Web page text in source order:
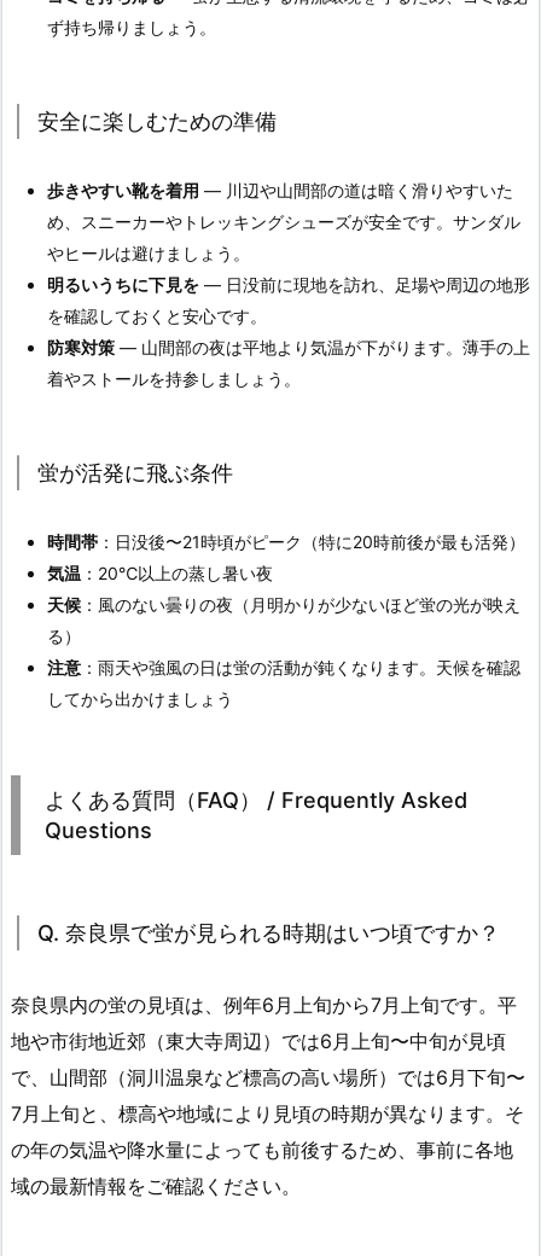
ず持ち帰りましょう。
安全に楽しむための準備
歩きやすい靴を着用 — 川辺や山間部の道は暗く滑りやすいた
め、スニーカーやトレッキングシューズが安全です。サンダル
やヒールは避けましょう。
明るいうちに下見を — 日没前に現地を訪れ、足場や周辺の地形
を確認しておくと安心です。
防寒対策 — 山間部の夜は平地より気温が下がります。薄手の上
着やストールを持参しましょう。
蛍が活発に飛ぶ条件
時間帯 ：日没後〜21時頃がピーク（特に20時前後が最も活発）
気温 ：20℃以上の蒸し暑い夜
天候 ：風のない曇りの夜（月明かりが少ないほど蛍の光が映え
る）
注意 ：雨天や強風の日は蛍の活動が鈍くなります。天候を確認
してから出かけましょう
よくある質問（FAQ） / Frequently Asked
Questions
Q. 奈良県で蛍が見られる時期はいつ頃ですか？
奈良県内の蛍の見頃は、例年6月上旬から7月上旬です。平
地や市街地近郊（東大寺周辺）では6月上旬〜中旬が見頃
で、山間部（洞川温泉など標高の高い場所）では6月下旬〜
7月上旬と、標高や地域により見頃の時期が異なります。そ
の年の気温や降水量によっても前後するため、事前に各地
域の最新情報をご確認ください。